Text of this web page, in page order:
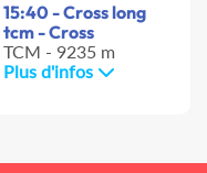
15:40 - Cross long
tcm - Cross
TCM - 9235 m
Plus d'infos